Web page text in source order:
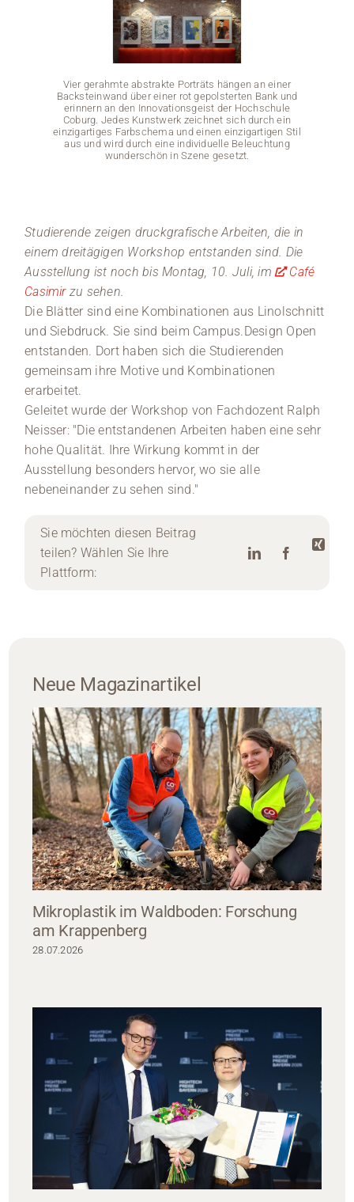
Veranstaltungen
Vier gerahmte abstrakte Porträts hängen an einer
Backsteinwand über einer rot gepolsterten Bank und
erinnern an den Innovationsgeist der Hochschule
Coburg. Jedes Kunstwerk zeichnet sich durch ein
einzigartiges Farbschema und einen einzigartigen Stil
aus und wird durch eine individuelle Beleuchtung
wunderschön in Szene gesetzt.
Studierende zeigen druckgrafische Arbeiten, die in
einem dreitägigen Workshop entstanden sind. Die
Ausstellung ist noch bis Montag, 10. Juli, im
Café
Casimirzu sehen.
Die Blätter sind eine Kombinationen aus Linolschnitt
und Siebdruck. Sie sind beim Campus.Design Open
entstanden. Dort haben sich die Studierenden
gemeinsam ihre Motive und Kombinationen
erarbeitet.
Geleitet wurde der Workshop von Fachdozent Ralph
Neisser: "Die entstandenen Arbeiten haben eine sehr
hohe Qualität. Ihre Wirkung kommt in der
Ausstellung besonders hervor, wo sie alle
nebeneinander zu sehen sind."
Sie möchten diesen Beitrag
teilen? Wählen Sie Ihre
Plattform:
Neue Magazinartikel
Mikroplastik im Waldboden: Forschung
am Krappenberg
28.07.2026